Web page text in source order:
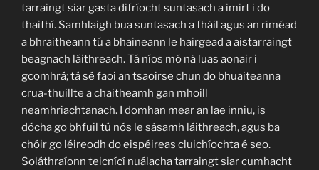
tarraingt siar gasta difríocht suntasach a imirt i do
thaithí. Samhlaigh bua suntasach a fháil agus an ríméad
a bhraitheann tú a bhaineann le hairgead a aistarraingt
beagnach láithreach. Tá níos mó ná luas aonair i
gcomhrá; tá sé faoi an tsaoirse chun do bhuaiteanna
crua-thuillte a chaitheamh gan mhoill
neamhriachtanach. I domhan mear an lae inniu, is
dócha go bhfuil tú nós le sásamh láithreach, agus ba
chóir go léireodh do eispéireas cluichíochta é seo.
Soláthraíonn teicnící nuálacha tarraingt siar cumhacht